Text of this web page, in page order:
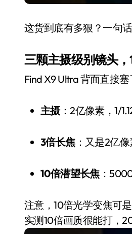
追觅清洁
这货到底有多狠？一句话
三颗主摄级别镜头
Find X9 Ultra 背面直接
主摄：2亿像素，1/
3倍长焦：又是2亿
10倍潜望长焦：
注意，10倍光学变焦可是
实测10倍画质很能打，
电视